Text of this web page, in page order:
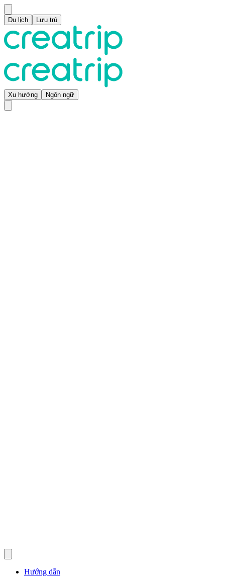
Du lịch Lưu trú
Xu hướng Ngôn ngữ
Hướng dẫn